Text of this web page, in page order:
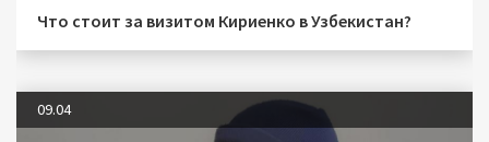
Что стоит за визитом Кириенко в Узбекистан?
09.04